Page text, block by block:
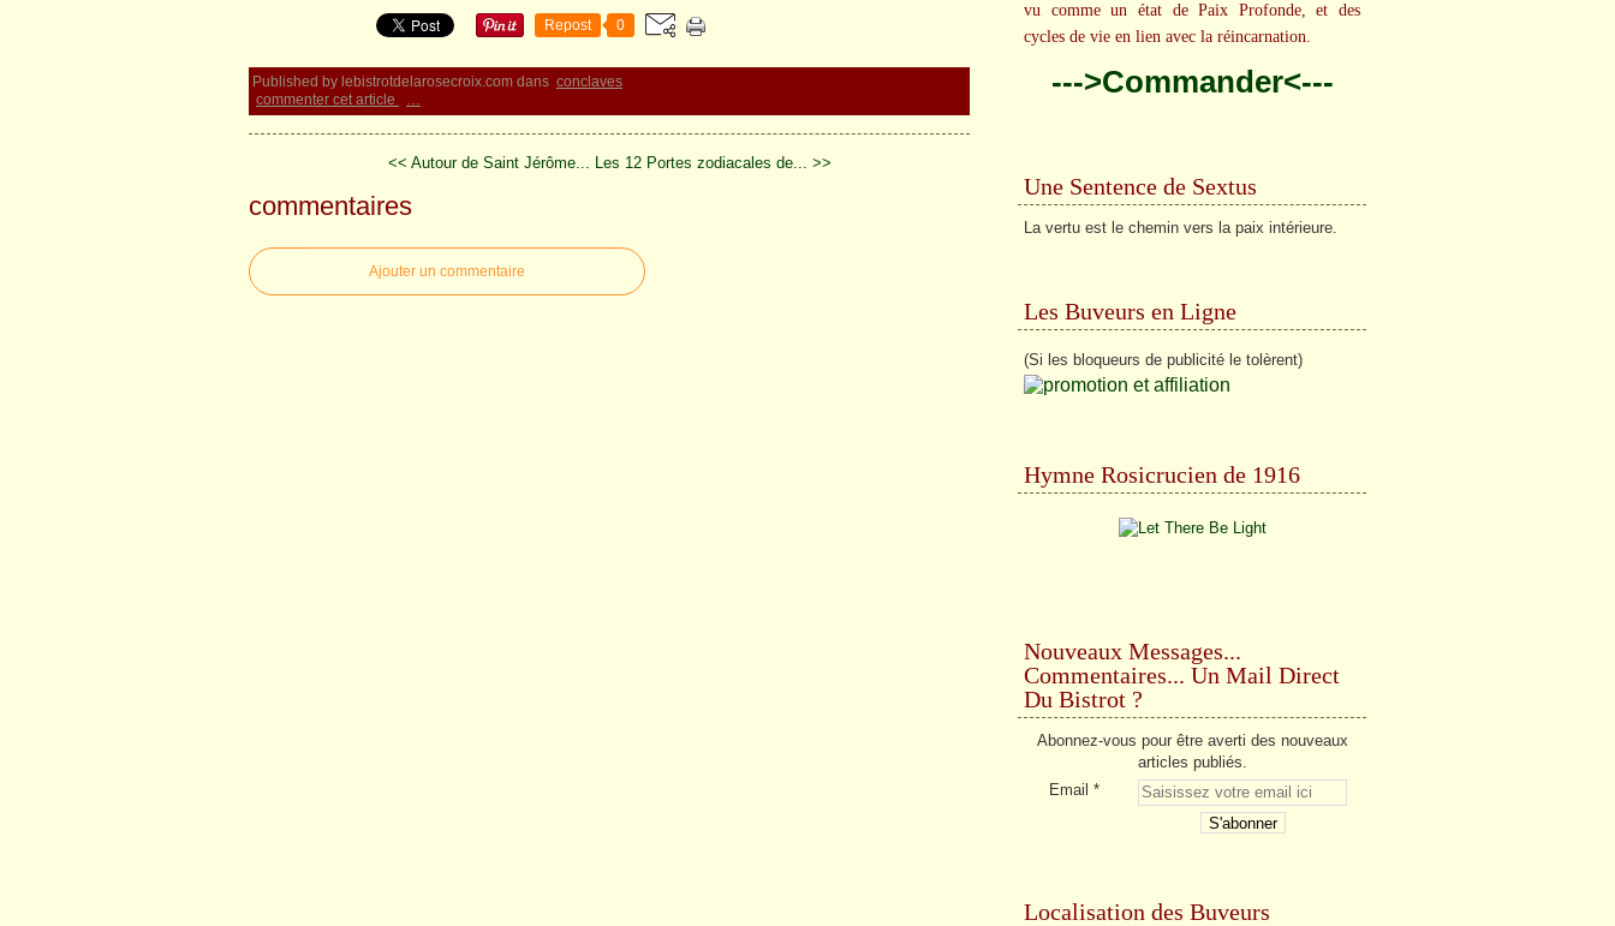
Repost 0
Published by lebistrotdelarosecroix.com dans conclaves
commenter cet article
…
<< Autour de Saint Jérôme... Les 12 Portes zodiacales de... >>
commentaires
Ajouter un commentaire
vu comme un état de Paix Profonde, et des
cycles de vie en lien avec la réincarnation.
--->Commander<---
Une Sentence de Sextus
La vertu est le chemin vers la paix intérieure.
Les Buveurs en Ligne
(Si les bloqueurs de publicité le tolèrent)
Hymne Rosicrucien de 1916
Nouveaux Messages...
Commentaires... Un Mail Direct
Du Bistrot ?
Abonnez-vous pour être averti des nouveaux
articles publiés.
Email
Localisation des Buveurs